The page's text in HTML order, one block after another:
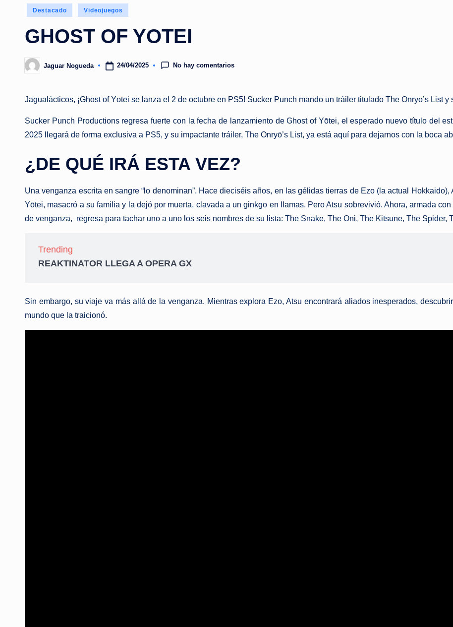
Publicado
Destacado Videojuegos
GHOST OF YOTEI
Publicado
por
Jaguar Nogueda 24/04/2025 No hay comentarios
Jagualácticos, ¡Ghost of Yōtei se lanza el 2 de octubre en PS5! Sucker Punch mando un tráiler titulado The Onryō’s List
Sucker Punch Productions regresa fuerte con la fecha de lanzamiento de Ghost of Yōtei, el esperado nuevo título del
2025 llegará de forma exclusiva a PS5, y su impactante tráiler, The Onryō’s List, ya está aquí para dejarnos con la boca
¿DE QUÉ IRÁ ESTA VEZ?
Una venganza escrita en sangre “lo denominan”. Hace dieciséis años, en las gélidas tierras de Ezo (la actual
Yōtei, masacró a su familia y la dejó por muerta, clavada a un ginkgo en llamas. Pero Atsu sobrevivió. Ahora, armada
de venganza, regresa para tachar uno a uno los seis nombres de su lista: The Snake, The Oni, The Kitsune, The Spider,
Trending
REAKTINATOR LLEGA A OPERA GX
Sin embargo, su viaje va más allá de la venganza. Mientras explora Ezo, Atsu encontrará aliados inesperados,
mundo que la traicionó.